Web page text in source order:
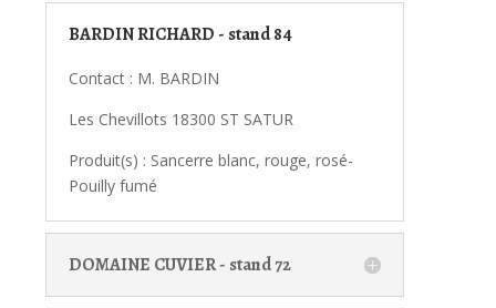
BARDIN RICHARD - stand 84
Contact : M. BARDIN
Les Chevillots 18300 ST SATUR
Produit(s) : Sancerre blanc, rouge, rosé-
Pouilly fumé
DOMAINE CUVIER - stand 72